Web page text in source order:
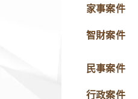
家事案件
智財案件
民事案件
行政案件